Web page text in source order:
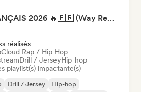
RAP FRANÇAIS 2026 🔥🇫🇷 (Way Records)
réalisés
Cloud Rap / Hip Hop
Drill / JerseyHip-hop
playlist(s) impactante(s)
Drill / Jersey
Hip-hop